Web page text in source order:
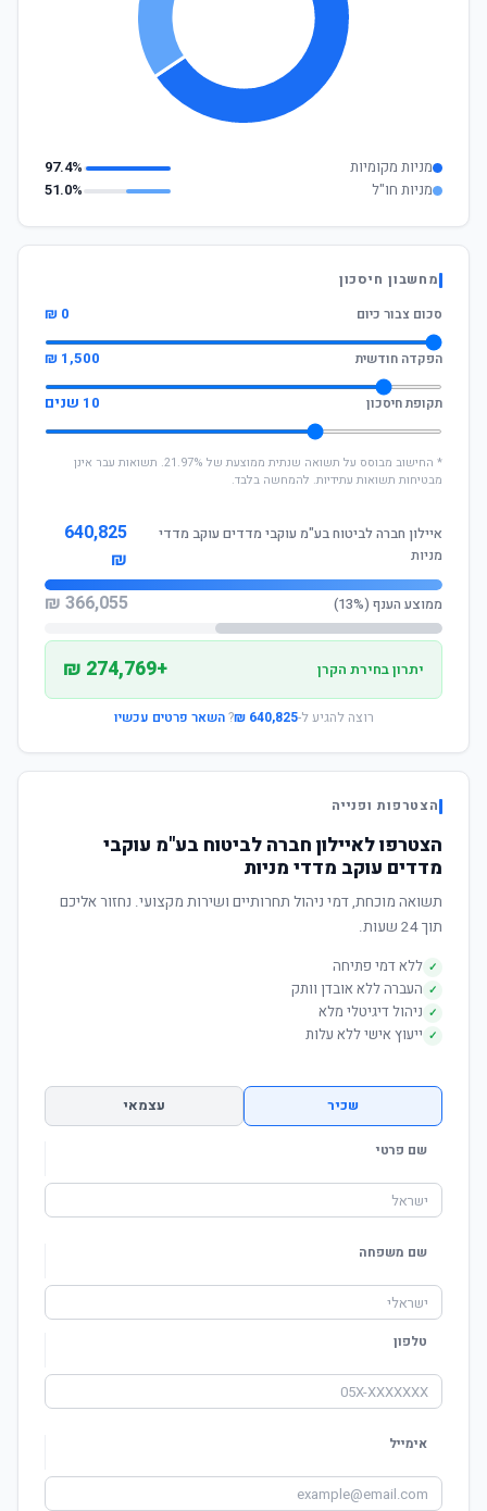
מניות מקומיות
97.4%
מניות חו"ל
51.0%
מחשבון חיסכון
סכום צבור כיום
0 ₪
הפקדה חודשית 1,500 ₪
תקופת חיסכון 10 שנים
* החישוב מבוסס על תשואה שנתית ממוצעת של 21.97%. תשואות עבר אינן
מבטיחות תשואות עתידיות. להמחשה בלבד.
איילון חברה לביטוח בע"מ עוקבי מדדים עוקב מדדי
מניות
640,825
₪
ממוצע הענף (13%) 366,055 ₪
יתרון בחירת הקרן +274,769 ₪
רוצה להגיע ל-640,825 ₪
?השאר פרטים עכשיו
הצטרפות ופנייה
הצטרפו לאיילון חברה לביטוח בע"מ עוקבי
מדדים עוקב מדדי מניות
תשואה מוכחת, דמי ניהול תחרותיים ושירות מקצועי. נחזור אליכם
תוך 24 שעות.
✓ ללא דמי פתיחה
✓ העברה ללא אובדן וותק
✓ ניהול דיגיטלי מלא
✓ ייעוץ אישי ללא עלות
שכיר עצמאי
שם פרטי
שם משפחה
טלפון
אימייל